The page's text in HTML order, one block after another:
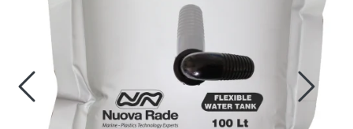
Motor/Styring
Fortøyning
Fritid/Sikkerhet